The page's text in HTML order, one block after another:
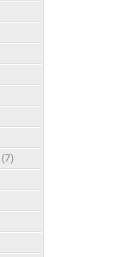
(7)